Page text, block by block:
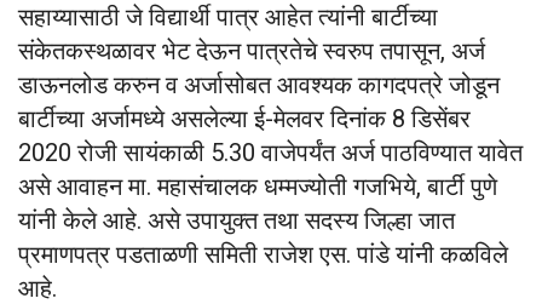
सहाय्यासाठी जे विद्यार्थी पात्र आहेत त्यांनी बार्टीच्या
संकेतकस्थळावर भेट देऊन पात्रतेचे स्वरुप तपासून, अर्ज
डाऊनलोड करुन व अर्जासोबत आवश्यक कागदपत्रे जोडून
बार्टीच्या अर्जामध्ये असलेल्या ई-मेलवर दिनांक 8 डिसेंबर
2020 रोजी सायंकाळी 5.30 वाजेपर्यंत अर्ज पाठविण्यात यावेत
असे आवाहन मा. महासंचालक धम्मज्योती गजभिये, बार्टी पुणे
यांनी केले आहे. असे उपायुक्त तथा सदस्य जिल्हा जात
प्रमाणपत्र पडताळणी समिती राजेश एस. पांडे यांनी कळविले
आहे.